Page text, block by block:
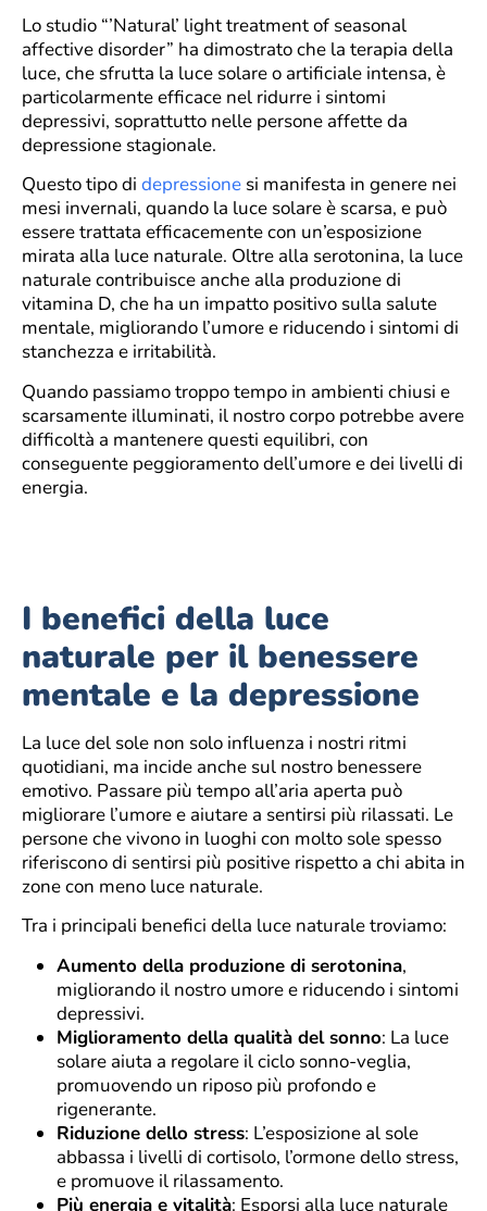
Lo studio “’Natural’ light treatment of seasonal
affective disorder” ha dimostrato che la terapia della
luce, che sfrutta la luce solare o artificiale intensa, è
particolarmente efficace nel ridurre i sintomi
depressivi, soprattutto nelle persone affette da
depressione stagionale​.
Questo tipo di depressione si manifesta in genere nei
mesi invernali, quando la luce solare è scarsa, e può
essere trattata efficacemente con un’esposizione
mirata alla luce naturale. Oltre alla serotonina, la luce
naturale contribuisce anche alla produzione di
vitamina D, che ha un impatto positivo sulla salute
mentale, migliorando l’umore e riducendo i sintomi di
stanchezza e irritabilità.
Quando passiamo troppo tempo in ambienti chiusi e
scarsamente illuminati, il nostro corpo potrebbe avere
difficoltà a mantenere questi equilibri, con
conseguente peggioramento dell’umore e dei livelli di
energia.
I benefici della luce
naturale per il benessere
mentale e la depressione
La luce del sole non solo influenza i nostri ritmi
quotidiani, ma incide anche sul nostro benessere
emotivo. Passare più tempo all’aria aperta può
migliorare l’umore e aiutare a sentirsi più rilassati. Le
persone che vivono in luoghi con molto sole spesso
riferiscono di sentirsi più positive rispetto a chi abita in
zone con meno luce naturale.
Tra i principali benefici della luce naturale troviamo:
Aumento della produzione di serotonina,
migliorando il nostro umore e riducendo i sintomi
depressivi.
Miglioramento della qualità del sonno: La luce
solare aiuta a regolare il ciclo sonno-veglia,
promuovendo un riposo più profondo e
rigenerante.
Riduzione dello stress: L’esposizione al sole
abbassa i livelli di cortisolo, l’ormone dello stress,
e promuove il rilassamento.
Più energia e vitalità: Esporsi alla luce naturale